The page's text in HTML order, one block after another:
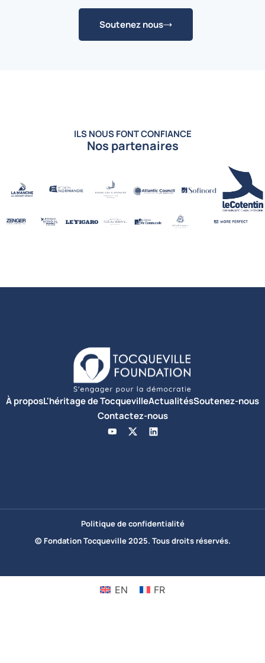
Soutenez nous
ILS NOUS FONT CONFIANCE
Nos partenaires
À proposL'héritage de TocquevilleActualitésSoutenez-nous
Contactez-nous
Politique de confidentialité
© Fondation Tocqueville 2025. Tous droits réservés.
EN FR